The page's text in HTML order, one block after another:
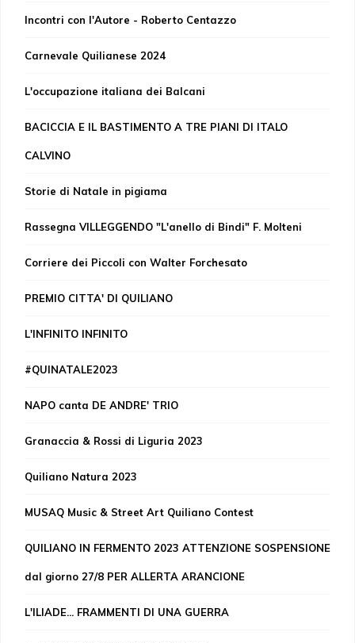
Incontri con l'Autore - Roberto Centazzo
Carnevale Quilianese 2024
L'occupazione italiana dei Balcani
BACICCIA E IL BASTIMENTO A TRE PIANI DI ITALO
CALVINO
Storie di Natale in pigiama
Rassegna VILLEGGENDO "L'anello di Bindi" F. Molteni
Corriere dei Piccoli con Walter Forchesato
PREMIO CITTA' DI QUILIANO
L'INFINITO INFINITO
#QUINATALE2023
NAPO canta DE ANDRE' TRIO
Granaccia & Rossi di Liguria 2023
Quiliano Natura 2023
MUSAQ Music & Street Art Quiliano Contest
QUILIANO IN FERMENTO 2023 ATTENZIONE SOSPENSIONE
dal giorno 27/8 PER ALLERTA ARANCIONE
L'ILIADE... FRAMMENTI DI UNA GUERRA